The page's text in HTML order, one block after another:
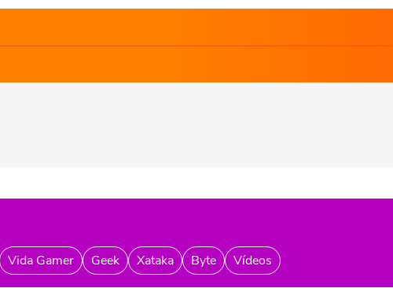
Vida Gamer Geek Xataka Byte Vídeos